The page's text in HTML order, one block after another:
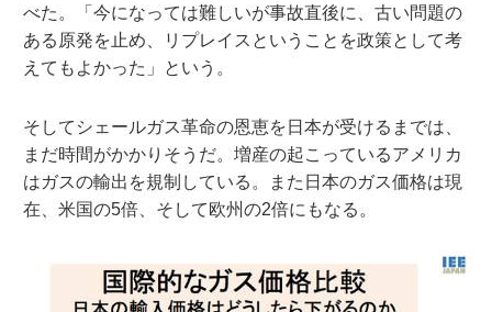
べた。「今になっては難しいが事故直後に、古い問題の
ある原発を止め、リプレイスということを政策として考
えてもよかった」という。
そしてシェールガス革命の恩恵を日本が受けるまでは、
まだ時間がかかりそうだ。増産の起こっているアメリカ
はガスの輸出を規制している。また日本のガス価格は現
在、米国の5倍、そして欧州の2倍にもなる。